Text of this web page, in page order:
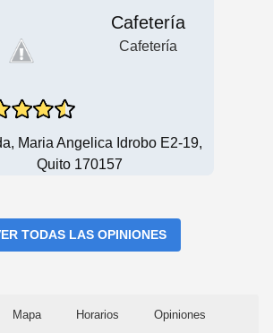
Cafetería
Cafetería
Maria Angelica Idrobo E2-19,
Quito 170157
TODAS LAS OPINIONES
Mapa Horarios Opiniones